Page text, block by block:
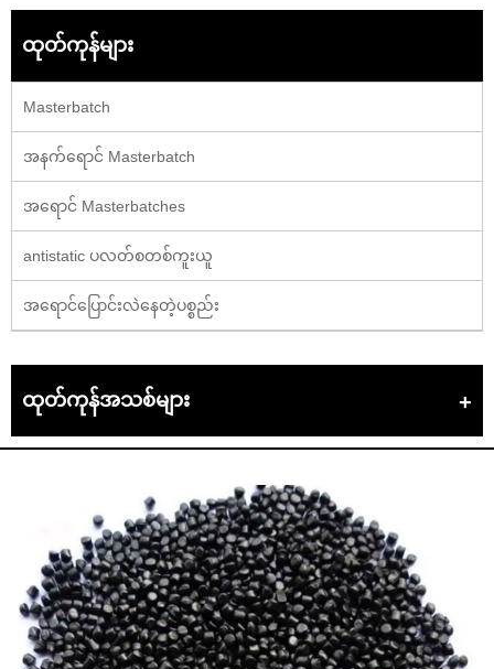
ထုတ်ကုန်များ
Masterbatch
အနက်ရောင် Masterbatch
အရောင် Masterbatches
antistatic ပလတ်စတစ်ကူးယူ
အရောင်ပြောင်းလဲနေတဲ့ပစ္စည်း
ထုတ်ကုန်အသစ်များ